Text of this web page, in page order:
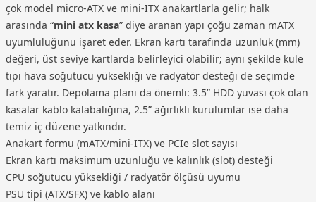
çok model micro-ATX ve mini-ITX anakartlarla gelir; halk
arasında “mini atx kasa” diye aranan yapı çoğu zaman mATX
uyumluluğunu işaret eder. Ekran kartı tarafında uzunluk (mm)
değeri, üst seviye kartlarda belirleyici olabilir; aynı şekilde kule
tipi hava soğutucu yüksekliği ve radyatör desteği de seçimde
fark yaratır. Depolama planı da önemli: 3.5” HDD yuvası çok olan
kasalar kablo kalabalığına, 2.5” ağırlıklı kurulumlar ise daha
temiz iç düzene yatkındır.
Anakart formu (mATX/mini-ITX) ve PCIe slot sayısı
Ekran kartı maksimum uzunluğu ve kalınlık (slot) desteği
CPU soğutucu yüksekliği / radyatör ölçüsü uyumu
PSU tipi (ATX/SFX) ve kablo alanı